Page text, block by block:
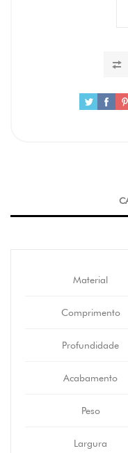
Material
Comprimento
Profundidade
Acabamento
Peso
Largura